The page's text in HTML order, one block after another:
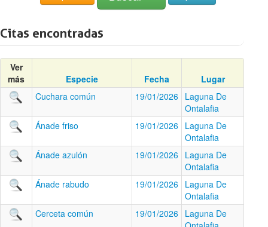
Citas encontradas
Ver
más
Especie Fecha
Lugar
Cuchara común
19/01/2026 Laguna De
Ontalafia
Ánade friso
19/01/2026 Laguna De
Ontalafia
Ánade azulón
19/01/2026 Laguna De
Ontalafia
Ánade rabudo
19/01/2026 Laguna De
Ontalafia
Cerceta común
19/01/2026 Laguna De